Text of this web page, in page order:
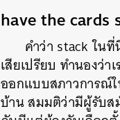
have the cards
คำว่า stackในที่
เสียเปรียบ ทำนองว่า
ออกแบบสภาวการณ์ใ
บ้าน สมมติว่ามีผู้รับส